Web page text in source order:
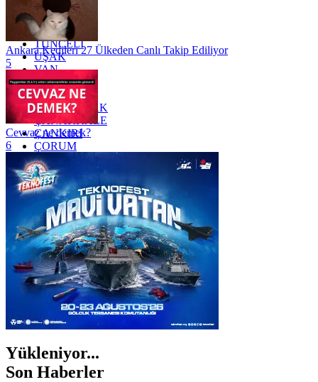
TEKİRDAĞ
TOKAT
TRABZON
TUNCELİ
UŞAK
VAN
YALOVA
YOZGAT
ZONGULDAK
ÇANAKKALE
ÇANKIRI
ÇORUM
İSTANBUL
İZMİR
ŞANLIURFA
ŞIRNAK
Ankara Kedileri 27 Ülkeden Canlı Takip Ediliyor
5
Cevvaz ne demek?
6
Yükleniyor...
Son Haberler